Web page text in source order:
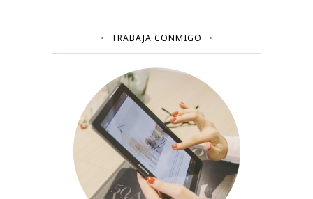
TRABAJA CONMIGO